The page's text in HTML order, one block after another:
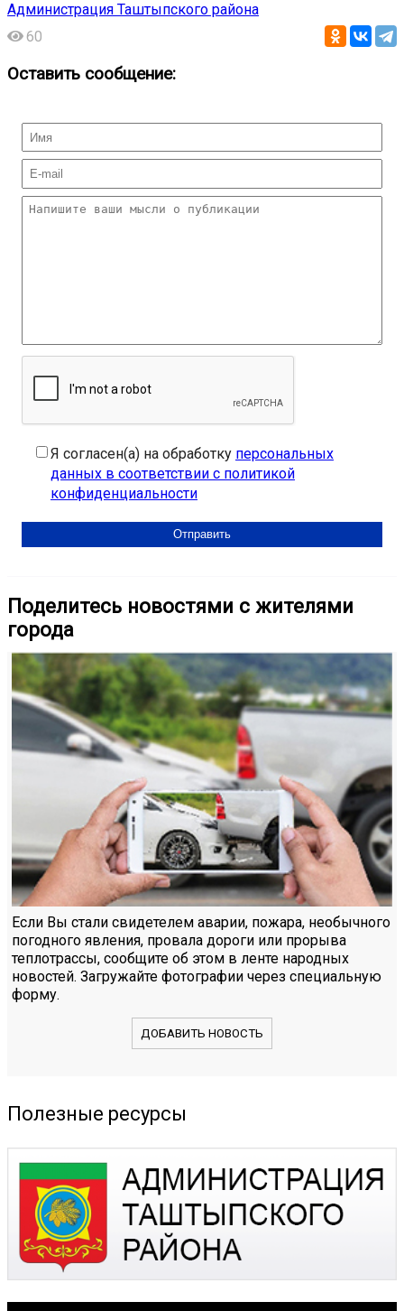
Администрация Таштыпского района
60
Оставить сообщение:
Я согласен(а) на обработку персональных
данных в соответствии с политикой
конфиденциальности
Поделитесь новостями с жителями
города
Если Вы стали свидетелем аварии, пожара, необычного
погодного явления, провала дороги или прорыва
теплотрассы, сообщите об этом в ленте народных
новостей. Загружайте фотографии через специальную
форму.
ДОБАВИТЬ НОВОСТЬ
Полезные ресурсы